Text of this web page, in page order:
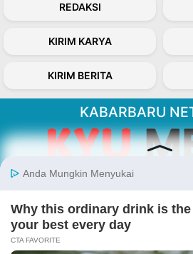
REDAKSI
KIRIM KARYA
KIRIM BERITA
KABARBARU
Kabarbaru.co
inspiratif dari sudut